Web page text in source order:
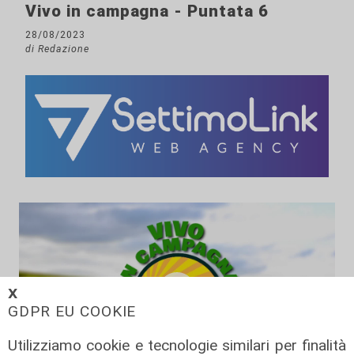
𝗫
GDPR EU COOKIE
Utilizziamo cookie e tecnologie similari per finalità
Vivo in campagna - Puntata 6
28/08/2023
di Redazione